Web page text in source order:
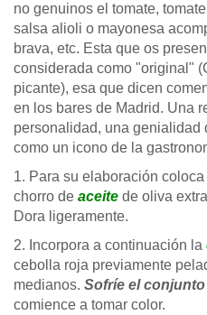
no genuinos el tomate,
salsa alioli o mayonesa
brava, etc. Esta que os
considerada como "original"
picante), esa que dicen
en los bares de Madrid. Una
personalidad, una genialidad
como un icono de la
1. Para su elaboración
chorro de aceite de oliva
Dora ligeramente.
2. Incorpora a continuación la
cebolla roja previamente
medianos. Sofríe el
comience a tomar color.